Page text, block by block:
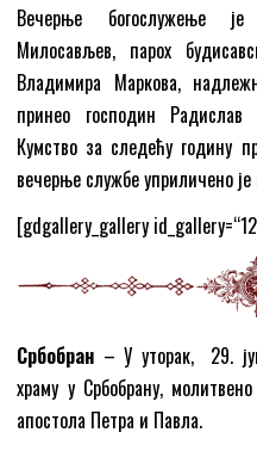
Вечерње богослужење
Милосављев, парох
Владимира Маркова,
принео господин
Кумство за следећу годину
вечерње службе уприличено
[gdgallery_gallery
Србобран – У уторак, 29.
храму у Србобрану,
апостола Петра и